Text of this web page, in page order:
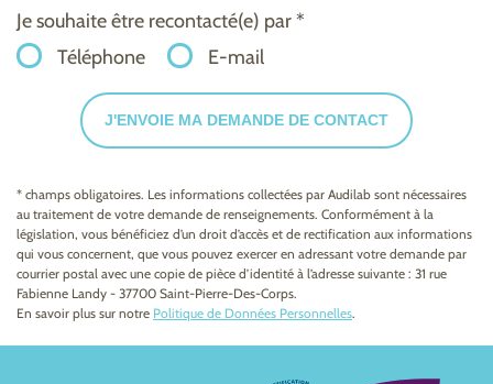
Je souhaite être recontacté(e) par *
Téléphone
E-mail
J'ENVOIE MA DEMANDE DE CONTACT
* champs obligatoires. Les informations collectées par Audilab sont nécessaires
au traitement de votre demande de renseignements. Conformément à la
législation, vous bénéficiez d’un droit d’accès et de rectification aux informations
qui vous concernent, que vous pouvez exercer en adressant votre demande par
courrier postal avec une copie de pièce d’identité à l’adresse suivante : 31 rue
Fabienne Landy - 37700 Saint-Pierre-Des-Corps.
En savoir plus sur notre Politique de Données Personnelles.